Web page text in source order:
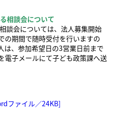
相談会について
談会については、法人募集開始
の期間で随時受付を行いますの
は、参加希望日の3営業日前まで
電子メールにて子ども政策課へ送
ファイル／24KB]